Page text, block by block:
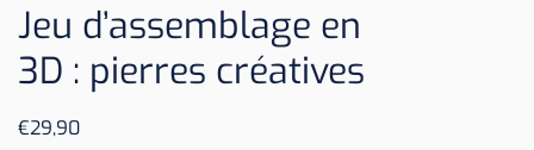
Jeu d’assemblage en
3D : pierres créatives
€29,90